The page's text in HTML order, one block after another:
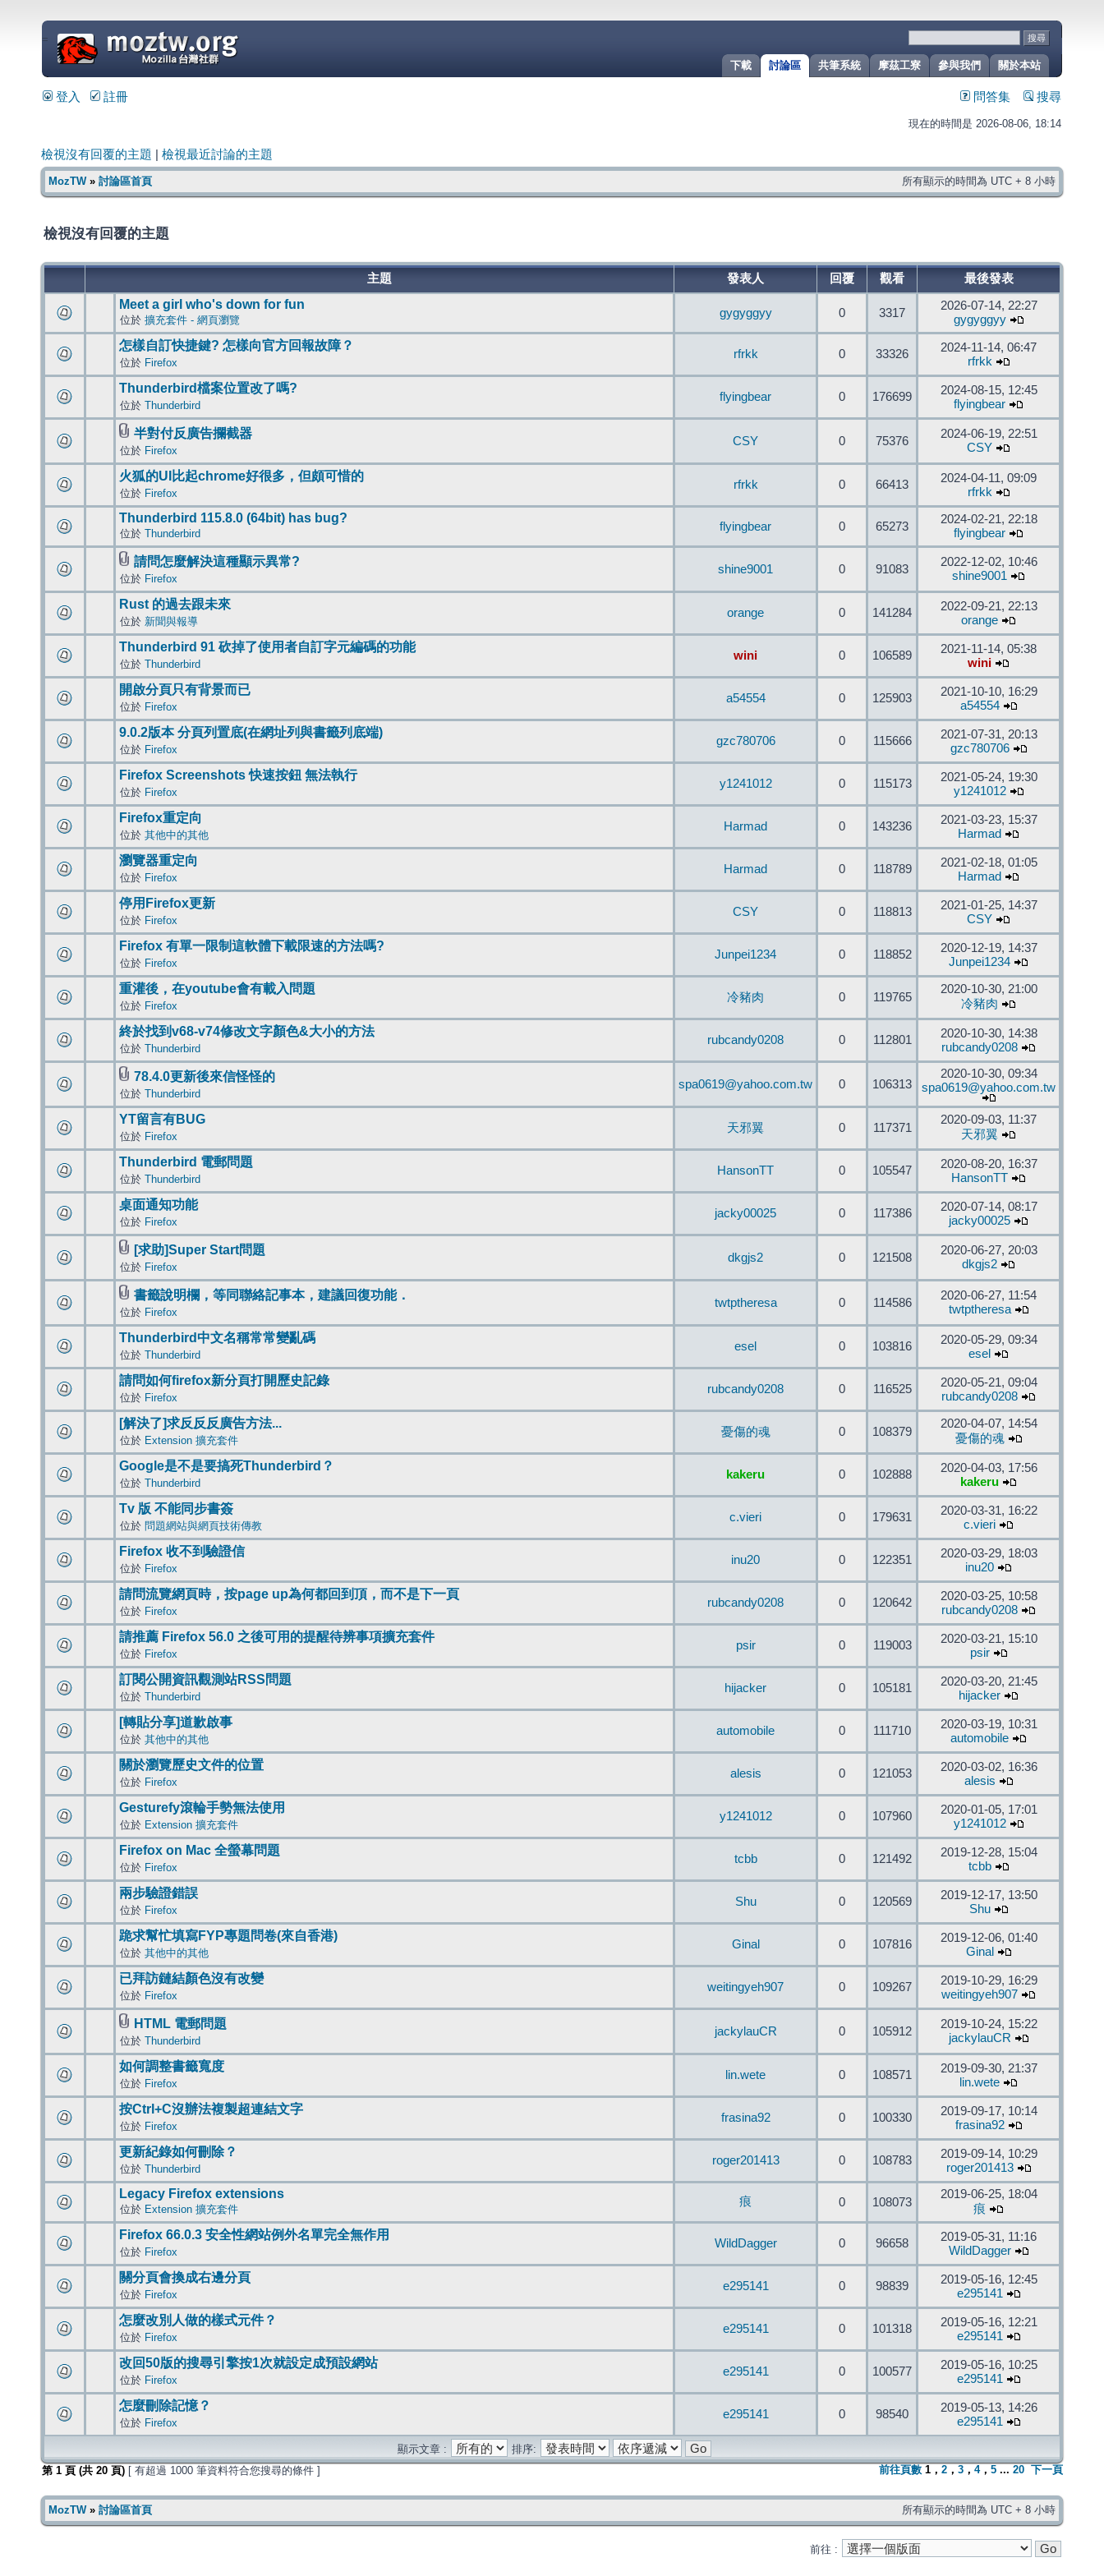
關於本站
參與我們
摩茲工寮
共筆系統
討論區
下載
=
登入 註冊 問答集 搜尋
現在的時間是 2026-08-06, 18:14
檢視沒有回覆的主題 檢視最近討論的主題
MozTW» 討論區首頁 所有顯示的時間為 UTC + 8 小時
檢視沒有回覆的主題
主題 發表人 回覆 觀看 最後發表
Meet a girl who's down for fun
位於 擴充套件 - 網頁瀏覽
gygyggyy 0 3317
2026-07-14, 22:27
gygyggyy
怎樣自訂快捷鍵? 怎樣向官方回報故障？
位於 Firefox
rfrkk 0 33326
2024-11-14, 06:47
rfrkk
Thunderbird檔案位置改了嗎?
位於 Thunderbird
flyingbear 0 176699
2024-08-15, 12:45
flyingbear
半對付反廣告攔截器
位於 Firefox
CSY 0 75376
2024-06-19, 22:51
CSY
火狐的UI比起chrome好很多，但頗可惜的
位於 Firefox
rfrkk 0 66413
2024-04-11, 09:09
rfrkk
Thunderbird 115.8.0 (64bit) has bug?
位於 Thunderbird
flyingbear 0 65273
2024-02-21, 22:18
flyingbear
請問怎麼解決這種顯示異常?
位於 Firefox
shine9001 0 91083
2022-12-02, 10:46
shine9001
Rust 的過去跟未來
位於 新聞與報導
orange 0 141284
2022-09-21, 22:13
orange
Thunderbird 91 砍掉了使用者自訂字元編碼的功能
位於 Thunderbird
wini 0 106589
2021-11-14, 05:38
wini
開啟分頁只有背景而已
位於 Firefox
a54554 0 125903
2021-10-10, 16:29
a54554
9.0.2版本 分頁列置底(在網址列與書籤列底端)
位於 Firefox
gzc780706 0 115666
2021-07-31, 20:13
gzc780706
Firefox Screenshots 快速按鈕 無法執行
位於 Firefox
y1241012 0 115173
2021-05-24, 19:30
y1241012
Firefox重定向
位於 其他中的其他
Harmad 0 143236
2021-03-23, 15:37
Harmad
瀏覽器重定向
位於 Firefox
Harmad 0 118789
2021-02-18, 01:05
Harmad
停用Firefox更新
位於 Firefox
CSY 0 118813
2021-01-25, 14:37
CSY
Firefox 有單一限制這軟體下載限速的方法嗎?
位於 Firefox
Junpei1234 0 118852
2020-12-19, 14:37
Junpei1234
重灌後，在youtube會有載入問題
位於 Firefox
冷豬肉 0 119765
2020-10-30, 21:00
冷豬肉
終於找到v68-v74修改文字顏色&大小的方法
位於 Thunderbird
rubcandy0208 0 112801
2020-10-30, 14:38
rubcandy0208
78.4.0更新後來信怪怪的
位於 Thunderbird
spa0619@yahoo.com.tw 0 106313
2020-10-30, 09:34
spa0619@yahoo.com.tw
YT留言有BUG
位於 Firefox
天邪翼 0 117371
2020-09-03, 11:37
天邪翼
Thunderbird 電郵問題
位於 Thunderbird
HansonTT 0 105547
2020-08-20, 16:37
HansonTT
桌面通知功能
位於 Firefox
jacky00025 0 117386
2020-07-14, 08:17
jacky00025
[求助]Super Start問題
位於 Firefox
dkgjs2 0 121508
2020-06-27, 20:03
dkgjs2
書籤說明欄，等同聯絡記事本，建議回復功能．
位於 Firefox
twtptheresa 0 114586
2020-06-27, 11:54
twtptheresa
Thunderbird中文名稱常常變亂碼
位於 Thunderbird
esel 0 103816
2020-05-29, 09:34
esel
請問如何firefox新分頁打開歷史記錄
位於 Firefox
rubcandy0208 0 116525
2020-05-21, 09:04
rubcandy0208
[解決了]求反反反廣告方法...
位於 Extension 擴充套件
憂傷的魂 0 108379
2020-04-07, 14:54
憂傷的魂
Google是不是要搞死Thunderbird？
位於 Thunderbird
kakeru 0 102888
2020-04-03, 17:56
kakeru
Tv 版 不能同步書簽
位於 問題網站與網頁技術傳教
c.vieri 0 179631
2020-03-31, 16:22
c.vieri
Firefox 收不到驗證信
位於 Firefox
inu20 0 122351
2020-03-29, 18:03
inu20
請問流覽網頁時，按page up為何都回到頂，而不是下一頁
位於 Firefox
rubcandy0208 0 120642
2020-03-25, 10:58
rubcandy0208
請推薦 Firefox 56.0 之後可用的提醒待辨事項擴充套件
位於 Firefox
psir 0 119003
2020-03-21, 15:10
psir
訂閱公開資訊觀測站RSS問題
位於 Thunderbird
hijacker 0 105181
2020-03-20, 21:45
hijacker
[轉貼分享]道歉啟事
位於 其他中的其他
automobile 0 111710
2020-03-19, 10:31
automobile
關於瀏覽歷史文件的位置
位於 Firefox
alesis 0 121053
2020-03-02, 16:36
alesis
Gesturefy滾輪手勢無法使用
位於 Extension 擴充套件
y1241012 0 107960
2020-01-05, 17:01
y1241012
Firefox on Mac 全螢幕問題
位於 Firefox
tcbb 0 121492
2019-12-28, 15:04
tcbb
兩步驗證錯誤
位於 Firefox
Shu 0 120569
2019-12-17, 13:50
Shu
跪求幫忙填寫FYP專題問卷(來自香港)
位於 其他中的其他
Ginal 0 107816
2019-12-06, 01:40
Ginal
已拜訪鏈結顏色沒有改變
位於 Firefox
weitingyeh907 0 109267
2019-10-29, 16:29
weitingyeh907
HTML 電郵問題
位於 Thunderbird
jackylauCR 0 105912
2019-10-24, 15:22
jackylauCR
如何調整書籤寬度
位於 Firefox
lin.wete 0 108571
2019-09-30, 21:37
lin.wete
按Ctrl+C沒辦法複製超連結文字
位於 Firefox
frasina92 0 100330
2019-09-17, 10:14
frasina92
更新紀錄如何刪除？
位於 Thunderbird
roger201413 0 108783
2019-09-14, 10:29
roger201413
Legacy Firefox extensions
位於 Extension 擴充套件
痕 0 108073
2019-06-25, 18:04
痕
Firefox 66.0.3 安全性網站例外名單完全無作用
位於 Firefox
WildDagger 0 96658
2019-05-31, 11:16
WildDagger
關分頁會換成右邊分頁
位於 Firefox
e295141 0 98839
2019-05-16, 12:45
e295141
怎麼改別人做的樣式元件？
位於 Firefox
e295141 0 101318
2019-05-16, 12:21
e295141
改回50版的搜尋引擎按1次就設定成預設網站
位於 Firefox
e295141 0 100577
2019-05-16, 10:25
e295141
怎麼刪除記憶？
位於 Firefox
e295141 0 98540
2019-05-13, 14:26
e295141
顯示文章 :
排序:
第 1 頁 (共 20 頁) [ 有超過 1000 筆資料符合您搜尋的條件 ] 前往頁數 1 ， 2 ， 3 ， 4， 5 ... 20 下一頁
MozTW» 討論區首頁 所有顯示的時間為 UTC + 8 小時
前往 :